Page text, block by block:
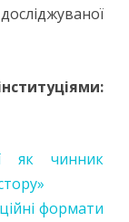
як чинник
формати